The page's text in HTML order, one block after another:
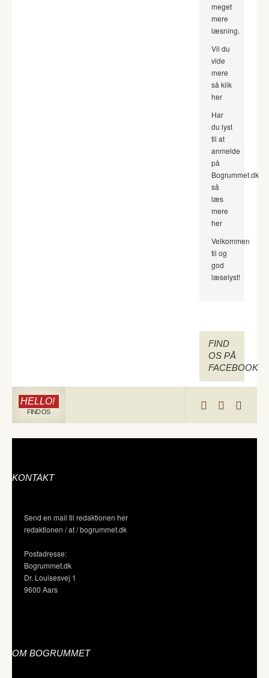
meget
mere
læsning.
Vil du
vide
mere
så klik
her
Har
du lyst
til at
anmelde
på
Bogrummet.dk
så
læs
mere
her
Velkommen
til og
god
læselyst!
FIND
OS PÅ
FACEBOOK
HELLO!
FIND OS
KONTAKT
Send en mail til redaktionen her
redaktionen / at / bogrummet.dk
Postadresse:
Bogrummet.dk
Dr. Louisesvej 1
9600 Aars
OM BOGRUMMET